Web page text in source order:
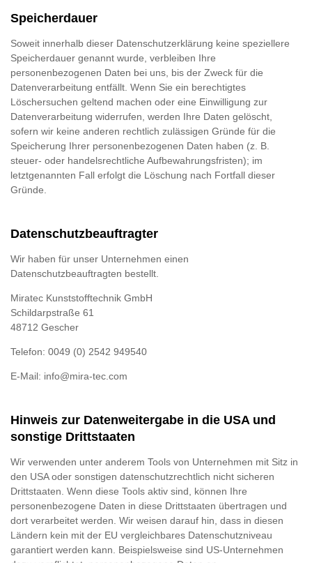
Speicherdauer
Soweit innerhalb dieser Datenschutzerklärung keine speziellere
Speicherdauer genannt wurde, verbleiben Ihre
personenbezogenen Daten bei uns, bis der Zweck für die
Datenverarbeitung entfällt. Wenn Sie ein berechtigtes
Löschersuchen geltend machen oder eine Einwilligung zur
Datenverarbeitung widerrufen, werden Ihre Daten gelöscht,
sofern wir keine anderen rechtlich zulässigen Gründe für die
Speicherung Ihrer personenbezogenen Daten haben (z. B.
steuer- oder handelsrechtliche Aufbewahrungsfristen); im
letztgenannten Fall erfolgt die Löschung nach Fortfall dieser
Gründe.
Datenschutz­beauftragter
Wir haben für unser Unternehmen einen
Datenschutzbeauftragten bestellt.
Mi­ra­tec Kunst­stoff­tech­nik GmbH
Schildarp­stra­ße 61
48712 Ge­scher
Telefon: 0049 (0) 2542 949540
E-Mail: info@mira-tec.com
Hinweis zur Datenweitergabe in die USA und
sonstige Drittstaaten
Wir verwenden unter anderem Tools von Unternehmen mit Sitz in
den USA oder sonstigen datenschutzrechtlich nicht sicheren
Drittstaaten. Wenn diese Tools aktiv sind, können Ihre
personenbezogene Daten in diese Drittstaaten übertragen und
dort verarbeitet werden. Wir weisen darauf hin, dass in diesen
Ländern kein mit der EU vergleichbares Datenschutzniveau
garantiert werden kann. Beispielsweise sind US-Unternehmen